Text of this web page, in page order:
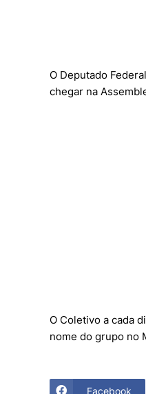
O Deputado
chegar na
O Coletivo a cada
nome do grupo no
Facebook